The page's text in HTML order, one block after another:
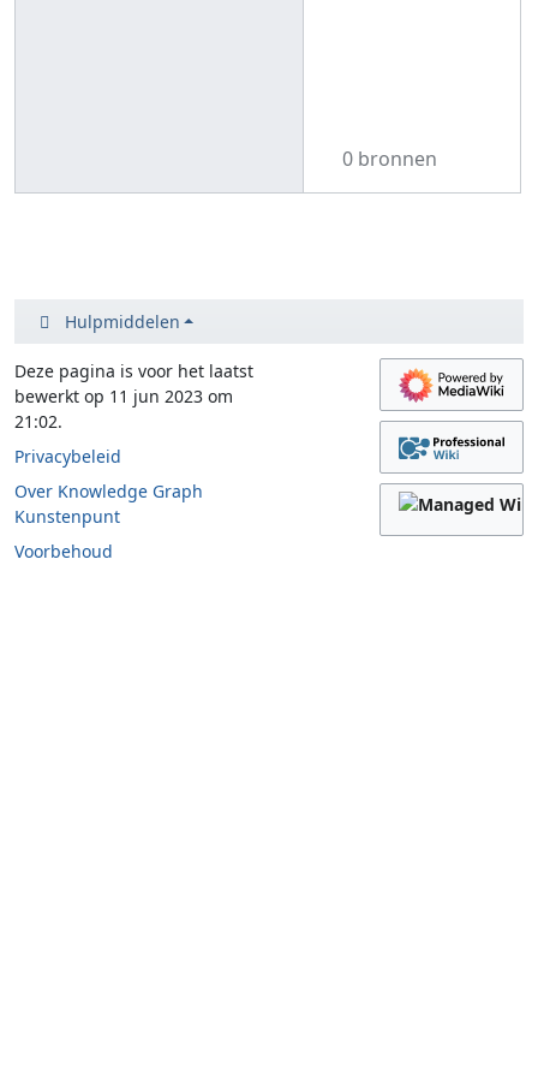
0 bronnen
Hulpmiddelen
Deze pagina is voor het laatst
bewerkt op 11 jun 2023 om
21:02.
Privacybeleid
Over Knowledge Graph
Kunstenpunt
Voorbehoud